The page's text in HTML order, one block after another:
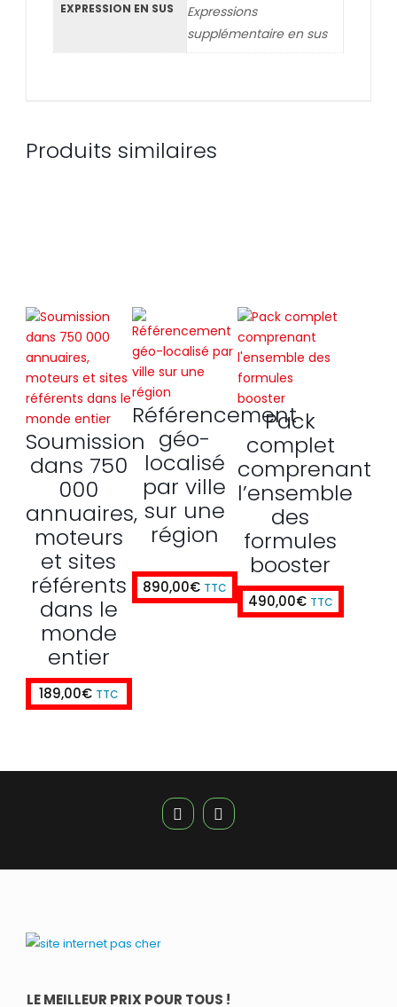
EXPRESSION EN SUS
Expressions
supplémentaire en sus
Produits similaires
Soumission
dans 750
000
annuaires,
moteurs
et sites
référents
dans le
monde
entier
189,00€ TTC
Référencement
géo-
localisé
par ville
sur une
région
890,00€ TTC
Pack
complet
comprenant
l’ensemble
des
formules
booster
490,00€ TTC
LE MEILLEUR PRIX POUR TOUS !